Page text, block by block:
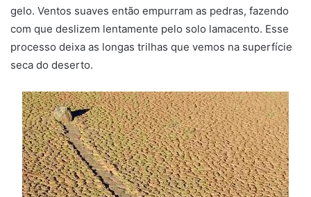
gelo. Ventos suaves então empurram as pedras, fazendo
com que deslizem lentamente pelo solo lamacento. Esse
processo deixa as longas trilhas que vemos na superfície
seca do deserto.